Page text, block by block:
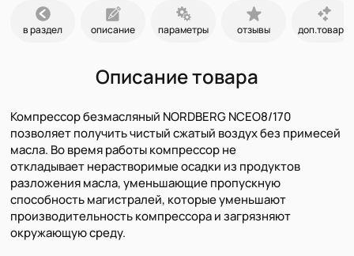
в раздел описание параметры отзывы доп.товары
Описание товара
Компрессор безмасляный NORDBERG NCEO8/170
позволяет получить чистый сжатый воздух без примесей
масла. Во время работы компрессор не
откладывает нерастворимые осадки из продуктов
разложения масла, уменьшающие пропускную
способность магистралей, которые уменьшают
производительность компрессора и загрязняют
окружающую среду.